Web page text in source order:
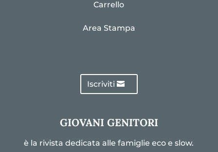
Carrello
Area Stampa
Iscriviti
GIOVANI GENITORI
è la rivista dedicata alle famiglie eco e slow.